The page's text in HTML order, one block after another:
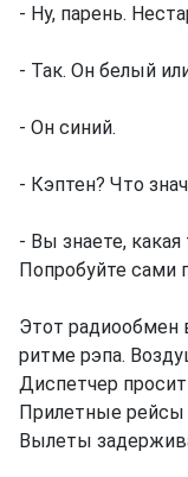
- Ну, парень.
- Так. Он белый
- Он синий.
- Кэптен? Что
- Вы знаете,
Попробуйте сами
Этот
ритме рэпа.
Диспетчер
Прилетные рейсы
Вылеты